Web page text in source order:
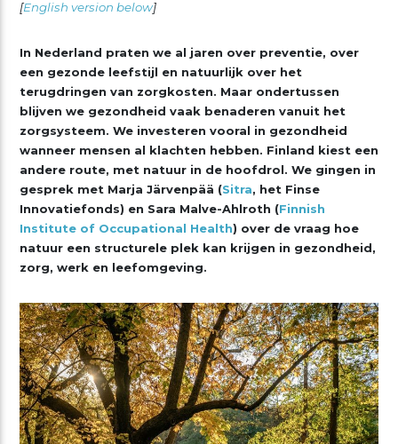
[English version below]
In Nederland praten we al jaren over preventie, over
een gezonde leefstijl en natuurlijk over het
terugdringen van zorgkosten. Maar ondertussen
blijven we gezondheid vaak benaderen vanuit het
zorgsysteem. We investeren vooral in gezondheid
wanneer mensen al klachten hebben. Finland kiest een
andere route, met natuur in de hoofdrol. We gingen in
gesprek met Marja Järvenpää (Sitra, het Finse
Innovatiefonds) en Sara Malve-Ahlroth (Finnish
Institute of Occupational Health) over de vraag hoe
natuur een structurele plek kan krijgen in gezondheid,
zorg, werk en leefomgeving.